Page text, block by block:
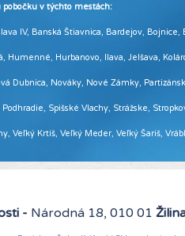
pobočku v týchto mestách:
IV, Banská Štiavnica, Bardejov,
Humenné, Hurbanovo, Ilava, Jelšava,
Dubnica, Nováky, Nové Zámky,
Podhradie, Spišské Vlachy, Strážske,
Veľký Krtíš, Veľký Meder, Veľký Šariš,
- Národná 18, 010 01